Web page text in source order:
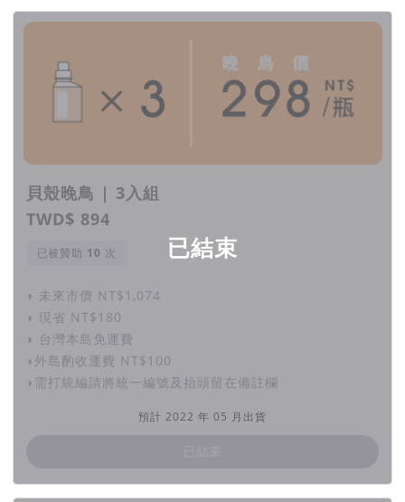
題。
一瓶好的洗衣精，可以減少毒素和環境的傷害；
也讓衣物維持最佳狀態，可以穿得更長久!
為地球的「偏頭痛-氣候危機」，展開安全的永續行動 !
回饋項目
已結束
貝殼晚鳥 | 3入組
TWD$ 894
已被贊助 次
◗ 未來市價 NT$1,074
◗ 現省 NT$180
◗ 台灣本島免運費
◗外島酌收運費 NT$100
◗需打統編請將統一編號及抬頭留在備註欄
預計 2022 年 05 月出貨